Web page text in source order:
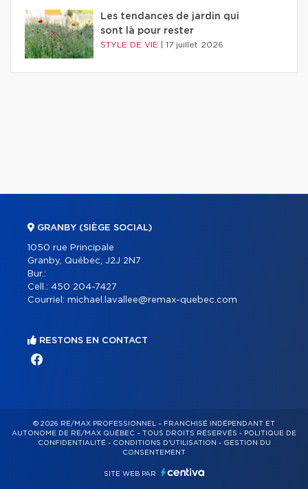
Les tendances de jardin qui
sont là pour rester
STYLE DE VIE 17 juillet 2026
GRANBY (SIÈGE SOCIAL)
1050 rue Principale
Granby, Québec, J2J 2N7
Bur.:
Cell.: 450 204-7427
Courriel: michael.lavallee@remax-quebec.com
RESTONS EN CONTACT
© 2026 RE/MAX PROFESSIONNEL – FRANCHISÉ INDÉPENDANT ET
AUTONOME DE RE/MAX QUÉBEC – TOUS DROITS RÉSERVÉS - POLITIQUE DE
CONFIDENTIALITÉ- CONDITIONS D'UTILISATION - GESTION DU
CONSENTEMENT
SITE WEB PAR